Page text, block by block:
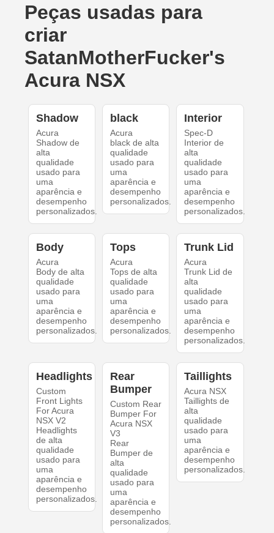
Peças usadas para
criar
SatanMotherFucker's
Acura NSX
Shadow
Acura
Shadow de
alta
qualidade
usado para
uma
aparência e
desempenho
personalizados.
black
Acura
black de alta
qualidade
usado para
uma
aparência e
desempenho
personalizados.
Interior
Spec-D
Interior de
alta
qualidade
usado para
uma
aparência e
desempenho
personalizados.
Body
Acura
Body de alta
qualidade
usado para
uma
aparência e
desempenho
personalizados.
Tops
Acura
Tops de alta
qualidade
usado para
uma
aparência e
desempenho
personalizados.
Trunk Lid
Acura
Trunk Lid de
alta
qualidade
usado para
uma
aparência e
desempenho
personalizados.
Headlights
Custom
Front Lights
For Acura
NSX V2
Headlights
de alta
qualidade
usado para
uma
aparência e
desempenho
personalizados.
Rear
Bumper
Custom Rear
Bumper For
Acura NSX
V3
Rear
Bumper de
alta
qualidade
usado para
uma
aparência e
desempenho
personalizados.
Taillights
Acura NSX
Taillights de
alta
qualidade
usado para
uma
aparência e
desempenho
personalizados.